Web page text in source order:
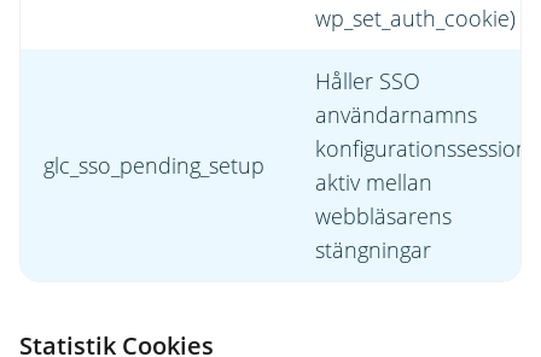
wp_set_auth_cookie)
glc_sso_pending_setup
Håller SSO
användarnamns
aktiv mellan
webbläsarens
stängningar
Statistik Cookies